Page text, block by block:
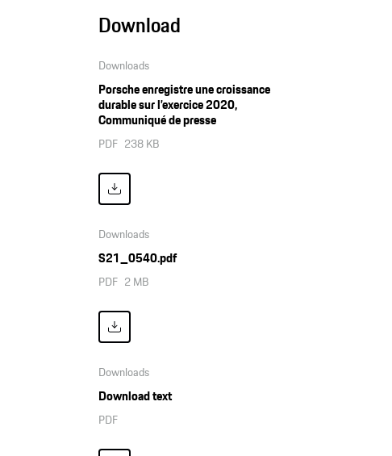
Download
Downloads
Porsche enregistre une croissance
durable sur l’exercice 2020,
Communiqué de presse
PDF 238 KB
Downloads
S21_0540.pdf
PDF 2 MB
Downloads
Download text
PDF